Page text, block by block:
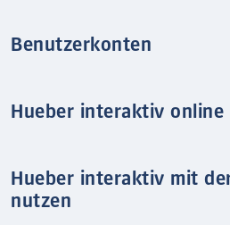
Benutzerkonten
Hueber interaktiv online
Hueber interaktiv mit
nutzen